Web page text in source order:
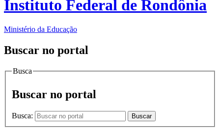
Instituto Federal de Rondônia
Ministério da Educação
Buscar no portal
Busca
Buscar no portal
Busca: Buscar